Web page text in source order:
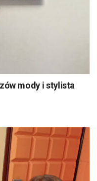
mody i stylista